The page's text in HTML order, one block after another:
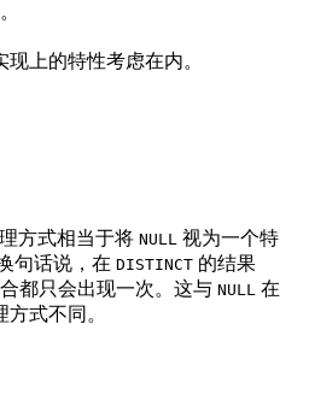
上的特性考虑在内。
方式相当于将 NULL 视为一个特
句话说，在 DISTINCT 的结果
都只会出现一次。这与 NULL 在
式不同。